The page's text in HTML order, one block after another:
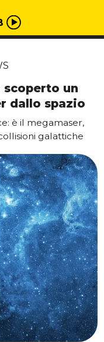
scoperto un
dallo spazio
è il megamaser,
galattiche